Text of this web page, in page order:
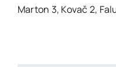
Marton 3, Kovač 2,